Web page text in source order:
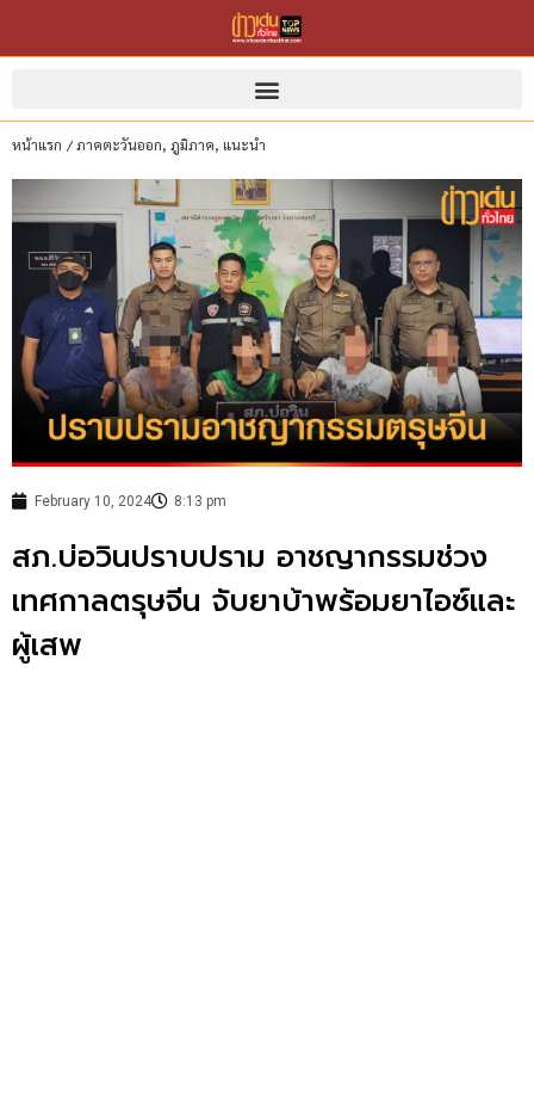
หน้าแรก /ภาคตะวันออก, ภูมิภาค, แนะนำ
February 10, 2024 8:13 pm
สภ.บ่อวินปราบปราม อาชญากรรมช่วง
เทศกาลตรุษจีน จับยาบ้าพร้อมยาไอซ์และ
ผู้เสพ